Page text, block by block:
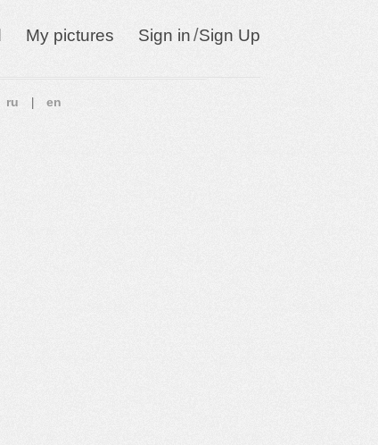
My pictures Sign in/Sign Up
ru en